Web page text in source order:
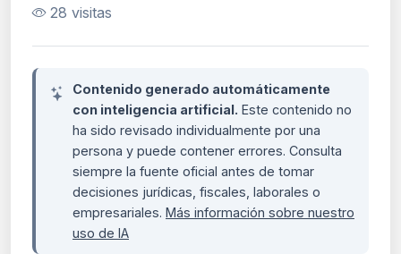
28 visitas
Contenido generado automáticamente
con inteligencia artificial. Este contenido no
ha sido revisado individualmente por una
persona y puede contener errores. Consulta
siempre la fuente oficial antes de tomar
decisiones jurídicas, fiscales, laborales o
empresariales. Más información sobre nuestro
uso de IA